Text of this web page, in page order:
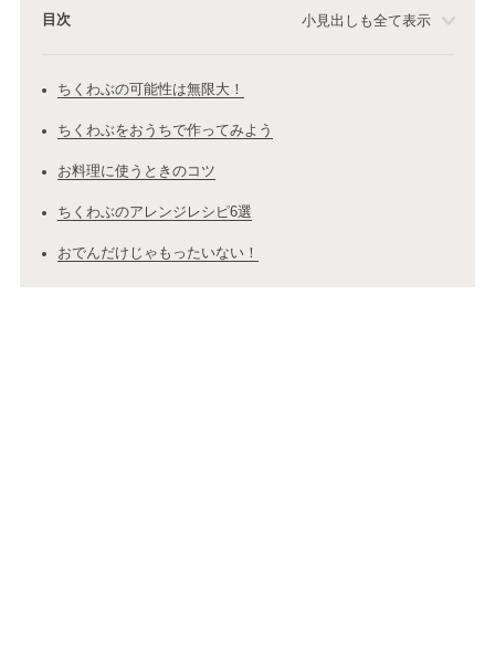
目次 小見出しも全て表示
ちくわぶの可能性は無限大！
ちくわぶをおうちで作ってみよう
お料理に使うときのコツ
ちくわぶのアレンジレシピ6選
おでんだけじゃもったいない！